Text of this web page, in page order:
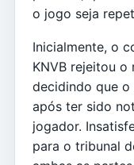
o jogo seja
Inicialmente, o
KNVB rejeitou o
decidindo que o
após ter sido
jogador.
para o tribunal